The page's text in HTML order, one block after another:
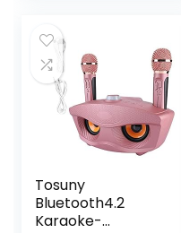
Tosuny
Bluetooth4.2
Karaoke-